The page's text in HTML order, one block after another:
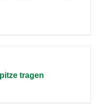
tragen